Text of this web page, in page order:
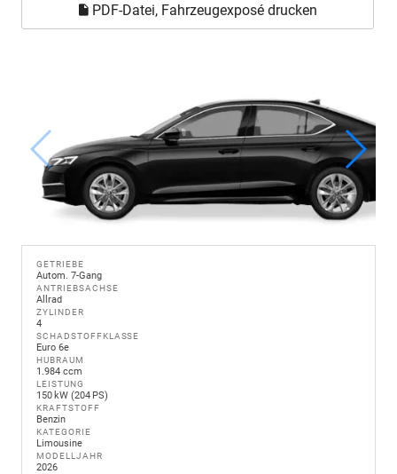
PDF-Datei, Fahrzeugexposé drucken
GETRIEBE
Autom. 7-Gang
ANTRIEBSACHSE
Allrad
ZYLINDER
4
SCHADSTOFFKLASSE
Euro 6e
HUBRAUM
1.984 ccm
LEISTUNG
150 kW (204 PS)
KRAFTSTOFF
Benzin
KATEGORIE
Limousine
MODELLJAHR
2026